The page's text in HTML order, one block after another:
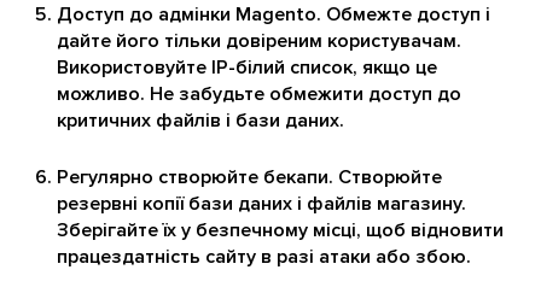
Доступ до адмінки Magento. Обмежте доступ і
дайте його тільки довіреним користувачам.
Використовуйте IP-білий список, якщо це
можливо. Не забудьте обмежити доступ до
критичних файлів і бази даних.
Регулярно створюйте бекапи. Створюйте
резервні копії бази даних і файлів магазину.
Зберігайте їх у безпечному місці, щоб відновити
працездатність сайту в разі атаки або збою.